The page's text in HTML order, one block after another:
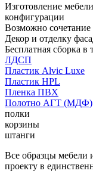
Изготовление
конфигурации
Возможно сочетание
Декор и отделку
Бесплатная сборка в
ЛДСП
Пластик Alvic Luxe
Пластик HPL
Пленка ПВХ
Полотно АГТ (МДФ)
полки
корзины
штанги
Все образцы мебели
проекту в